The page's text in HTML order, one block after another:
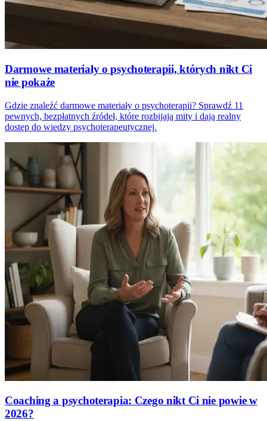
Darmowe materiały o psychoterapii, których nikt Ci
nie pokaże
Gdzie znaleźć darmowe materiały o psychoterapii? Sprawdź 11
pewnych, bezpłatnych źródeł, które rozbijają mity i dają realny
dostęp do wiedzy psychoterapeutycznej.
Coaching a psychoterapia: Czego nikt Ci nie powie w
2026?